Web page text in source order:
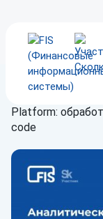
Блог
Platform:
code